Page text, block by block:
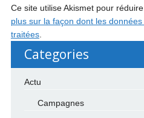
Ce site utilise Akismet pour
plus sur la façon dont les
traitées.
Categories
Actu
Campagnes